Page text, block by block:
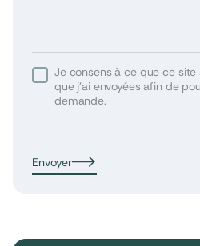
Je consens à ce que ce
que j’ai envoyées afin de
demande.
Envoyer